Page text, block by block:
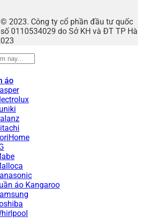
2023. Công ty cổ phần đầu tư quốc
0110534029 do Sở KH và ĐT TP Hà
áo
áo Kangaroo